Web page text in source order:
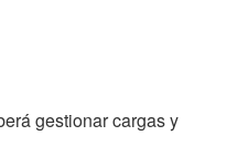
gestionar cargas y